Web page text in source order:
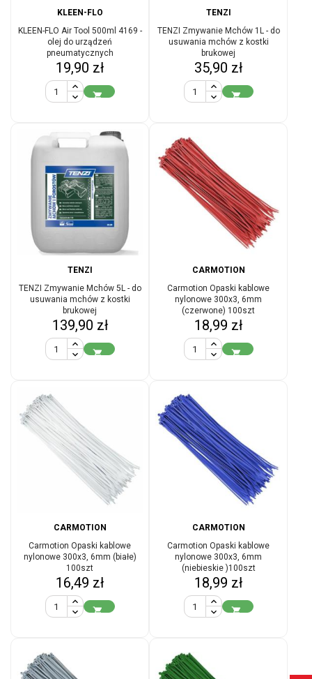
KLEEN-FLO
KLEEN-FLO Air Tool 500ml 4169 -
olej do urządzeń
pneumatycznych
Cena
19,90 zł

TENZI
TENZI Zmywanie Mchów 1L - do
usuwania mchów z kostki
brukowej
Cena
35,90 zł

TENZI
TENZI Zmywanie Mchów 5L - do
usuwania mchów z kostki
brukowej
Cena
139,90 zł

CARMOTION
Carmotion Opaski kablowe
nylonowe 300x3, 6mm
(czerwone) 100szt
Cena
18,99 zł

CARMOTION
Carmotion Opaski kablowe
nylonowe 300x3, 6mm (białe)
100szt
Cena
16,49 zł

CARMOTION
Carmotion Opaski kablowe
nylonowe 300x3, 6mm
(niebieskie )100szt
Cena
18,99 zł
